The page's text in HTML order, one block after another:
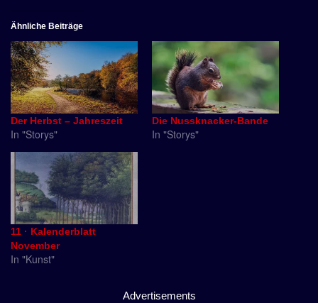
Ähnliche Beiträge
Der Herbst – Jahreszeit
In "Storys"
Die Nussknacker-Bande
In "Storys"
11 · Kalenderblatt
November
In "Kunst"
Advertisements